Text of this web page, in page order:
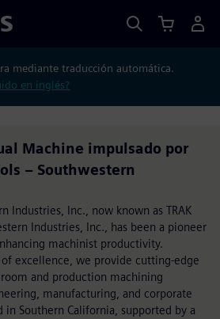
mediante traducción automática.
en inglés?
Machine impulsado por
– Southwestern
Industries, Inc., now known as TRAK
Industries, Inc., has been a pioneer
machinist productivity.
excellence, we provide cutting-edge
and production machining
manufacturing, and corporate
in Southern California, supported by a